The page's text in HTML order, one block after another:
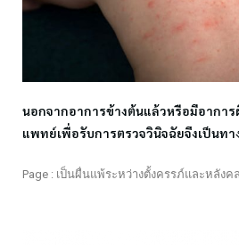
นอกจากอาการข้างต้นแล้วหรือมีอากา
แพทย์เพื่อรับการตรวจวินิจฉัยจึงเป็นท
Page : เป็นผื่นแพ้ระหว่างตั้งครรภ์และหลังค